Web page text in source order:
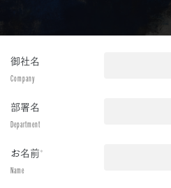
御社名
Company
部署名
Department
お名前*
Name